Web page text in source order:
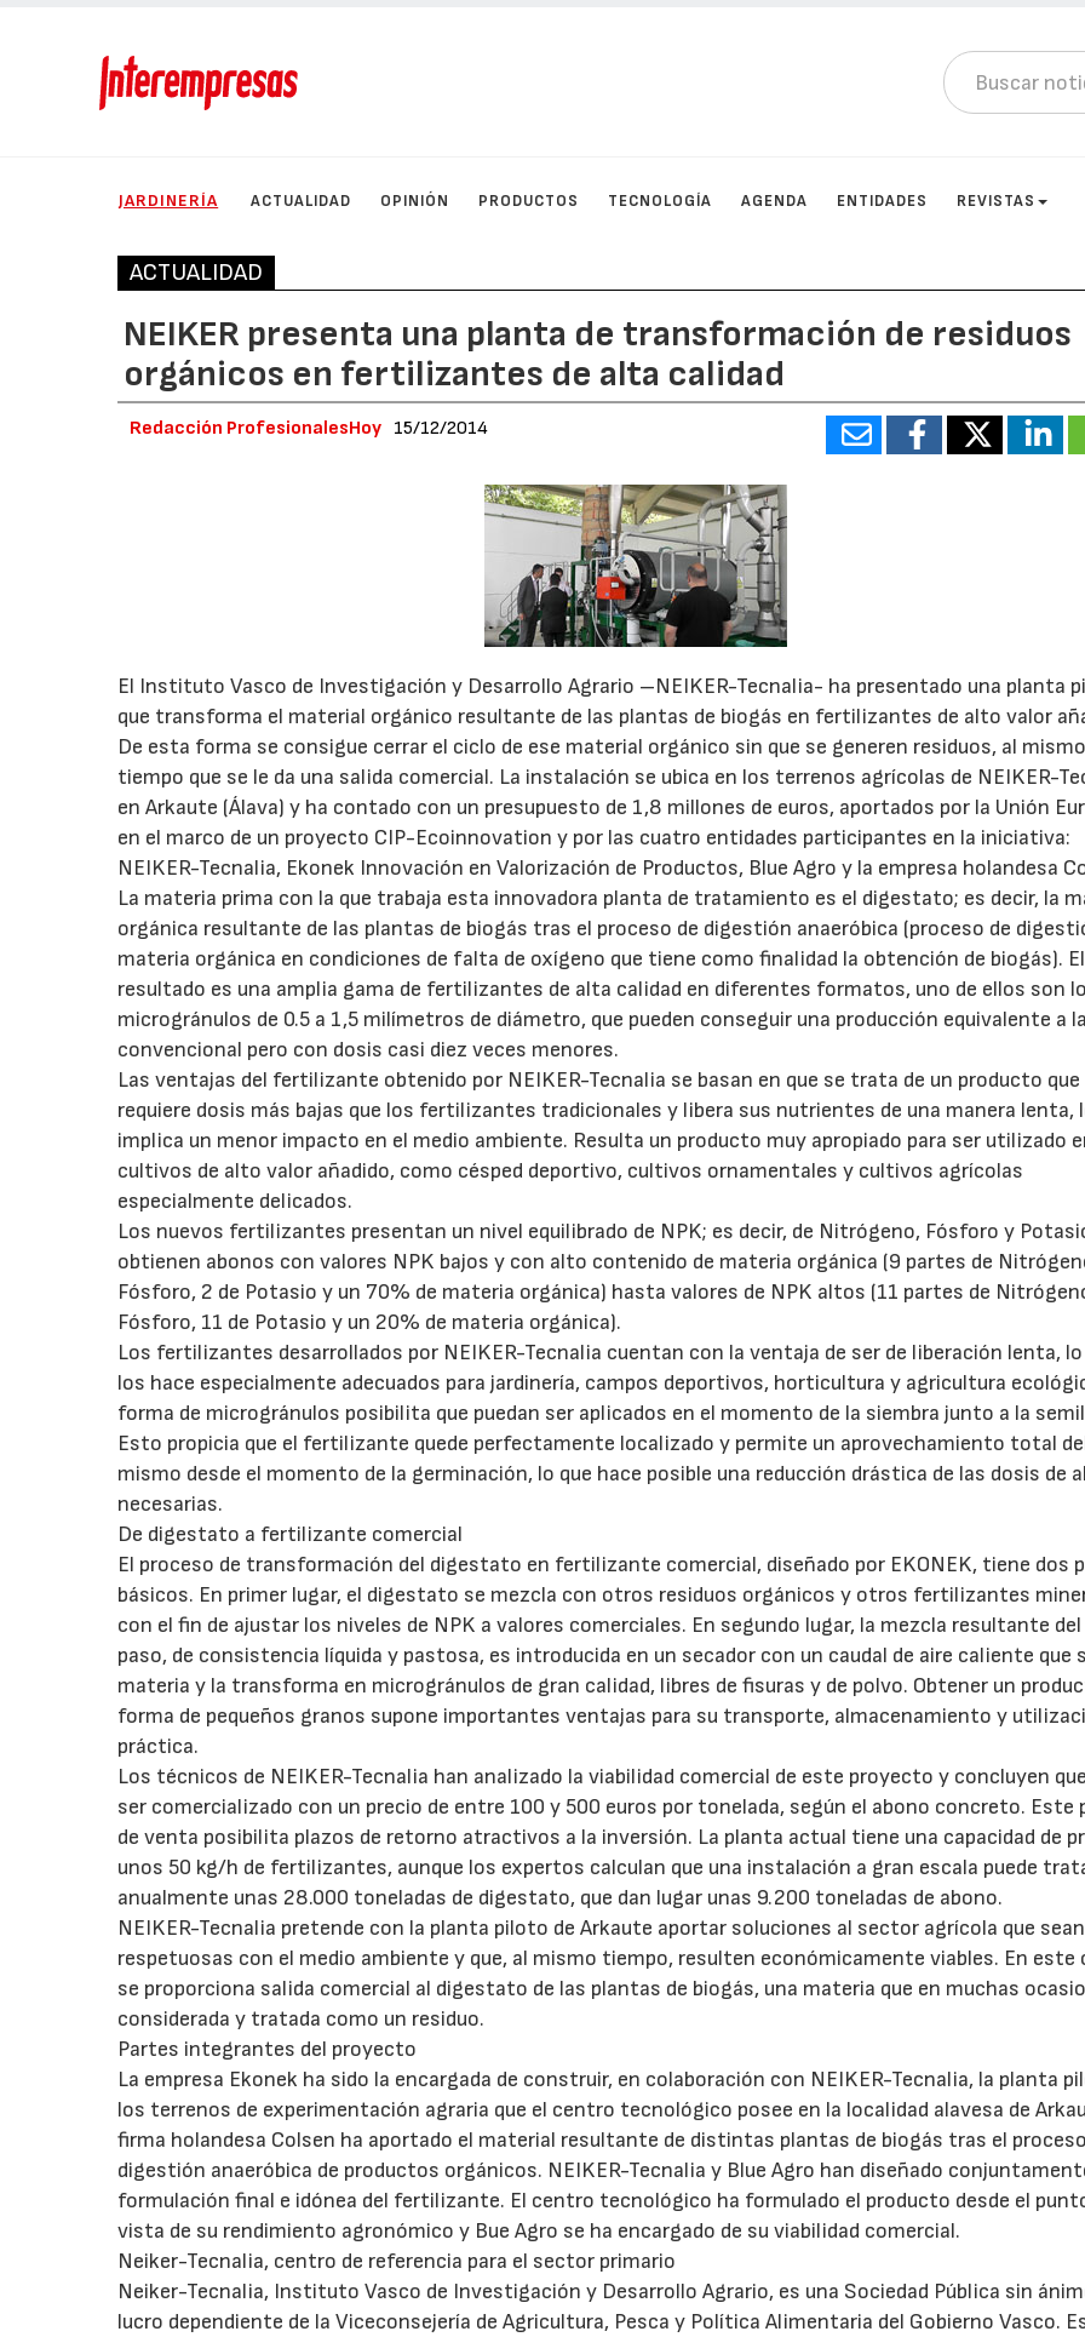
JARDINERÍA ACTUALIDAD OPINIÓN PRODUCTOS TECNOLOGÍA AGENDA ENTIDADES REVISTAS
ACTUALIDAD
NEIKER presenta una planta de transformación de residuos
orgánicos en fertilizantes de alta calidad
Redacción ProfesionalesHoy 15/12/2014
El Instituto Vasco de Investigación y Desarrollo Agrario –NEIKER-Tecnalia- ha presentado una planta
que transforma el material orgánico resultante de las plantas de biogás en fertilizantes de alto valor
De esta forma se consigue cerrar el ciclo de ese material orgánico sin que se generen residuos, al mismo
tiempo que se le da una salida comercial. La instalación se ubica en los terrenos agrícolas de NEIKER-
en Arkaute (Álava) y ha contado con un presupuesto de 1,8 millones de euros, aportados por la Unión
en el marco de un proyecto CIP-Ecoinnovation y por las cuatro entidades participantes en la iniciativa:
NEIKER-Tecnalia, Ekonek Innovación en Valorización de Productos, Blue Agro y la empresa holandesa
La materia prima con la que trabaja esta innovadora planta de tratamiento es el digestato; es decir, la
orgánica resultante de las plantas de biogás tras el proceso de digestión anaeróbica (proceso de
materia orgánica en condiciones de falta de oxígeno que tiene como finalidad la obtención de biogás). El
resultado es una amplia gama de fertilizantes de alta calidad en diferentes formatos, uno de ellos son
microgránulos de 0.5 a 1,5 milímetros de diámetro, que pueden conseguir una producción equivalente a la
convencional pero con dosis casi diez veces menores.
Las ventajas del fertilizante obtenido por NEIKER-Tecnalia se basan en que se trata de un producto que
requiere dosis más bajas que los fertilizantes tradicionales y libera sus nutrientes de una manera lenta,
implica un menor impacto en el medio ambiente. Resulta un producto muy apropiado para ser utilizado
cultivos de alto valor añadido, como césped deportivo, cultivos ornamentales y cultivos agrícolas
especialmente delicados.
Los nuevos fertilizantes presentan un nivel equilibrado de NPK; es decir, de Nitrógeno, Fósforo y
obtienen abonos con valores NPK bajos y con alto contenido de materia orgánica (9 partes de
Fósforo, 2 de Potasio y un 70% de materia orgánica) hasta valores de NPK altos (11 partes de
Fósforo, 11 de Potasio y un 20% de materia orgánica).
Los fertilizantes desarrollados por NEIKER-Tecnalia cuentan con la ventaja de ser de liberación lenta, lo
los hace especialmente adecuados para jardinería, campos deportivos, horticultura y agricultura
forma de microgránulos posibilita que puedan ser aplicados en el momento de la siembra junto a la
Esto propicia que el fertilizante quede perfectamente localizado y permite un aprovechamiento total
mismo desde el momento de la germinación, lo que hace posible una reducción drástica de las dosis de
necesarias.
De digestato a fertilizante comercial
El proceso de transformación del digestato en fertilizante comercial, diseñado por EKONEK, tiene dos
básicos. En primer lugar, el digestato se mezcla con otros residuos orgánicos y otros fertilizantes
con el fin de ajustar los niveles de NPK a valores comerciales. En segundo lugar, la mezcla resultante
paso, de consistencia líquida y pastosa, es introducida en un secador con un caudal de aire caliente que
materia y la transforma en microgránulos de gran calidad, libres de fisuras y de polvo. Obtener un
forma de pequeños granos supone importantes ventajas para su transporte, almacenamiento y
práctica.
Los técnicos de NEIKER-Tecnalia han analizado la viabilidad comercial de este proyecto y concluyen
ser comercializado con un precio de entre 100 y 500 euros por tonelada, según el abono concreto. Este
de venta posibilita plazos de retorno atractivos a la inversión. La planta actual tiene una capacidad de
unos 50 kg/h de fertilizantes, aunque los expertos calculan que una instalación a gran escala puede
anualmente unas 28.000 toneladas de digestato, que dan lugar unas 9.200 toneladas de abono.
NEIKER-Tecnalia pretende con la planta piloto de Arkaute aportar soluciones al sector agrícola que sean
respetuosas con el medio ambiente y que, al mismo tiempo, resulten económicamente viables. En este
se proporciona salida comercial al digestato de las plantas de biogás, una materia que en muchas
considerada y tratada como un residuo.
Partes integrantes del proyecto
La empresa Ekonek ha sido la encargada de construir, en colaboración con NEIKER-Tecnalia, la planta
los terrenos de experimentación agraria que el centro tecnológico posee en la localidad alavesa de
firma holandesa Colsen ha aportado el material resultante de distintas plantas de biogás tras el
digestión anaeróbica de productos orgánicos. NEIKER-Tecnalia y Blue Agro han diseñado
formulación final e idónea del fertilizante. El centro tecnológico ha formulado el producto desde el
vista de su rendimiento agronómico y Bue Agro se ha encargado de su viabilidad comercial.
Neiker-Tecnalia, centro de referencia para el sector primario
Neiker-Tecnalia, Instituto Vasco de Investigación y Desarrollo Agrario, es una Sociedad Pública sin
lucro dependiente de la Viceconsejería de Agricultura, Pesca y Política Alimentaria del Gobierno Vasco.
16/07/2026 30/07/2026